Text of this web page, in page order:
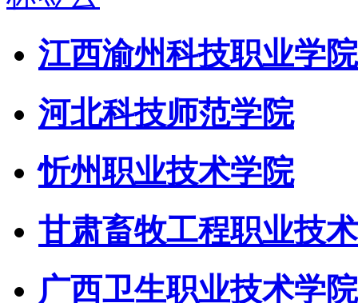
江西渝州科技职业学院
河北科技师范学院
忻州职业技术学院
甘肃畜牧工程职业技
广西卫生职业技术学院